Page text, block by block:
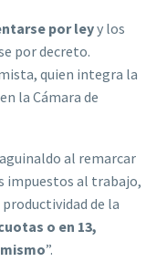
por leyy los
por decreto.
quien integra la
en la Cámara de
al remarcar
impuestos al trabajo,
de la
o en 13,
”.